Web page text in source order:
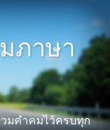
ภาษา
มคำคมไว้ครบทุก